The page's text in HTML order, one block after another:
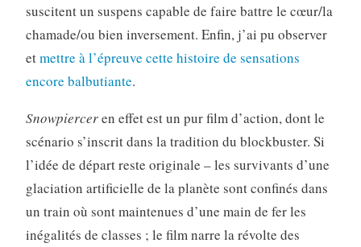
suscitent un suspens capable de faire battre le cœur/la
chamade/ou bien inversement. Enfin, j’ai pu observer
etmettre à l’épreuve cette histoire de sensations
encore balbutiante.
Snowpierceren effet est un pur film d’action, dont le
scénario s’inscrit dans la tradition du blockbuster. Si
l’idée de départ reste originale – les survivants d’une
glaciation artificielle de la planète sont confinés dans
un train où sont maintenues d’une main de fer les
inégalités de classes ; le film narre la révolte des